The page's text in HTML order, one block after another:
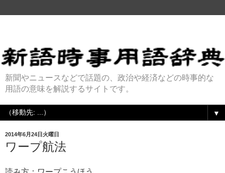
新聞やニュースなどで話題の、政治や経済などの時事的な
用語の意味を解説するサイトです。
▼
2014年6月24日火曜日
ワープ航法